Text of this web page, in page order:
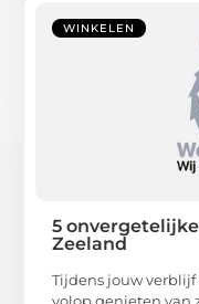
WINKELEN
5
Zeeland
Tijdens jouw